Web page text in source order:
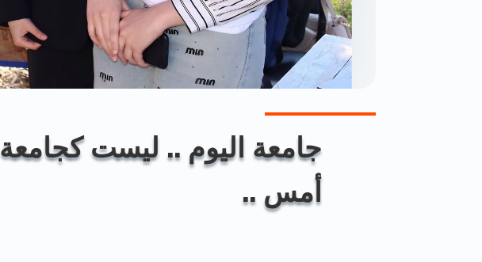
جامعة اليوم .. ليست كجامعة
أمس ..